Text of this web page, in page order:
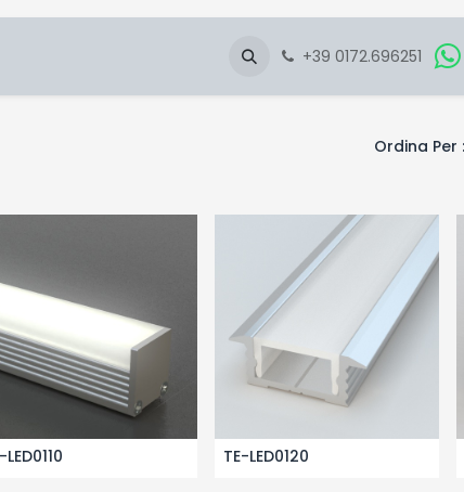
Downloads +39 0172.696251
Ordina Per :
LED0110 TE-LED0120